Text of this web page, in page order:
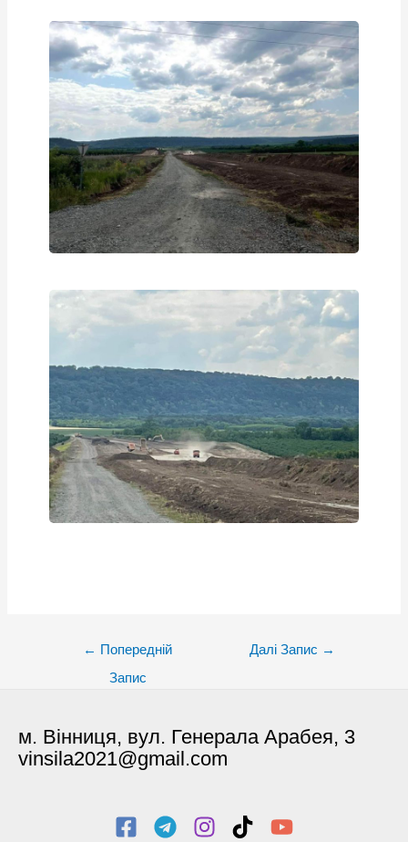
← Попередній
Запис
Далі Запис →
м. Вінниця, вул. Генерала Арабея, 3
vinsila2021@gmail.com